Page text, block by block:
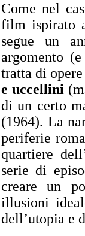
Come nel
film ispirato
segue un
argomento
tratta di
e uccellini
di un certo
(1964). La
periferie
quartiere
serie di
creare un
illusioni
dell’utopia e